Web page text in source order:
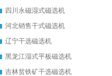
四川永磁湿式磁选机
河北销售干式磁选机
辽宁干选磁选机
黑龙江湿式平板磁选机
吉林贫铁矿干选磁选机